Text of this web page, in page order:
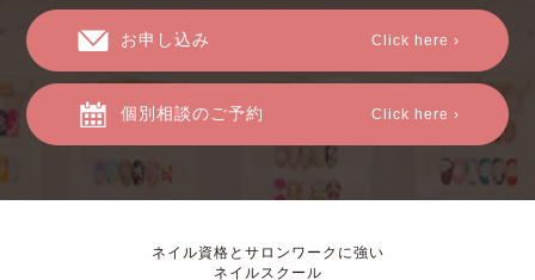
お申し込み Click here ›
個別相談のご予約 Click here ›
ネイル資格とサロンワークに強い
ネイルスクール